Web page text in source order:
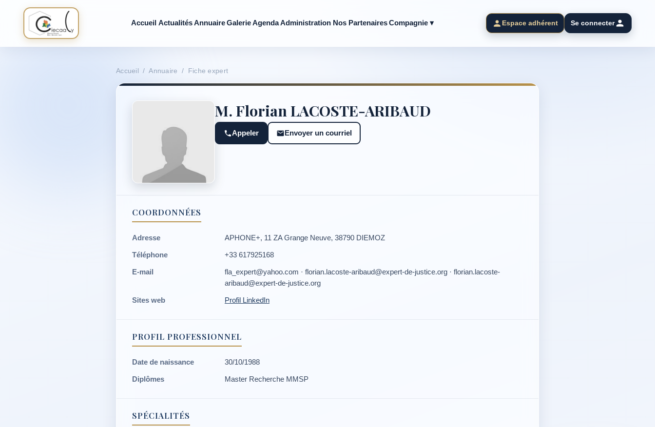
Accueil Actualités AnnuaireGalerieAgendaAdministration Nos Partenaires Compagnie ▾ Espace adhérent Se connecter
Accueil / Annuaire / Fiche expert
M. Florian LACOSTE-ARIBAUD
Appeler Envoyer un courriel
COORDONNÉES
Adresse APHONE+, 11 ZA Grange Neuve, 38790 DIEMOZ
Téléphone +33 617925168
E-mail
fla_expert@yahoo.com · florian.lacoste-aribaud@expert-de-justice.org · florian.lacoste-
aribaud@expert-de-justice.org
Sites web Profil LinkedIn
PROFIL PROFESSIONNEL
Date de naissance 30/10/1988
Diplômes Master Recherche MMSP
SPÉCIALITÉS